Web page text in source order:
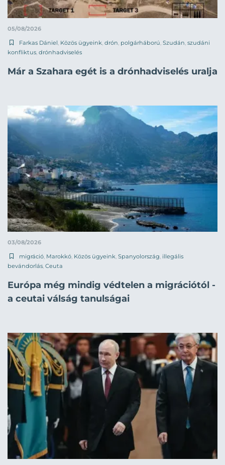
05/08/2026
Farkas Dániel Közös ügyeink drón polgárháború Szudán szudáni
konfliktus drónhadviselés
Már a Szahara egét is a drónhadviselés uralja
03/08/2026
migráció, Marokkó, Közös ügyeink, Spanyolország, illegális
bevándorlás, Ceuta
Európa még mindig védtelen a migrációtól -
a ceutai válság tanulságai